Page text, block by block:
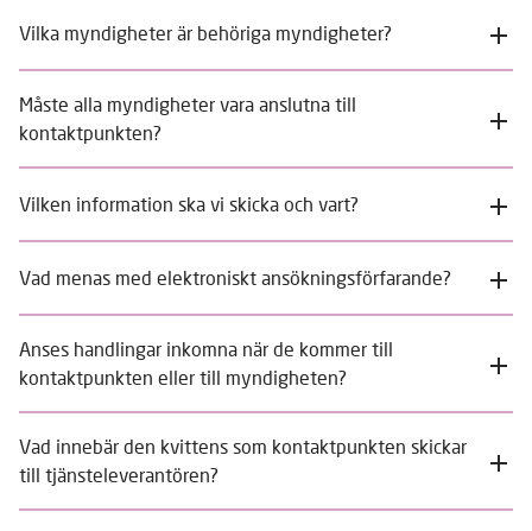
Vilka myndigheter är behöriga myndigheter?
Måste alla myndigheter vara anslutna till
kontaktpunkten?
Vilken information ska vi skicka och vart?
Vad menas med elektroniskt ansökningsförfarande?
Anses handlingar inkomna när de kommer till
kontaktpunkten eller till myndigheten?
Vad innebär den kvittens som kontaktpunkten skickar
till tjänsteleverantören?